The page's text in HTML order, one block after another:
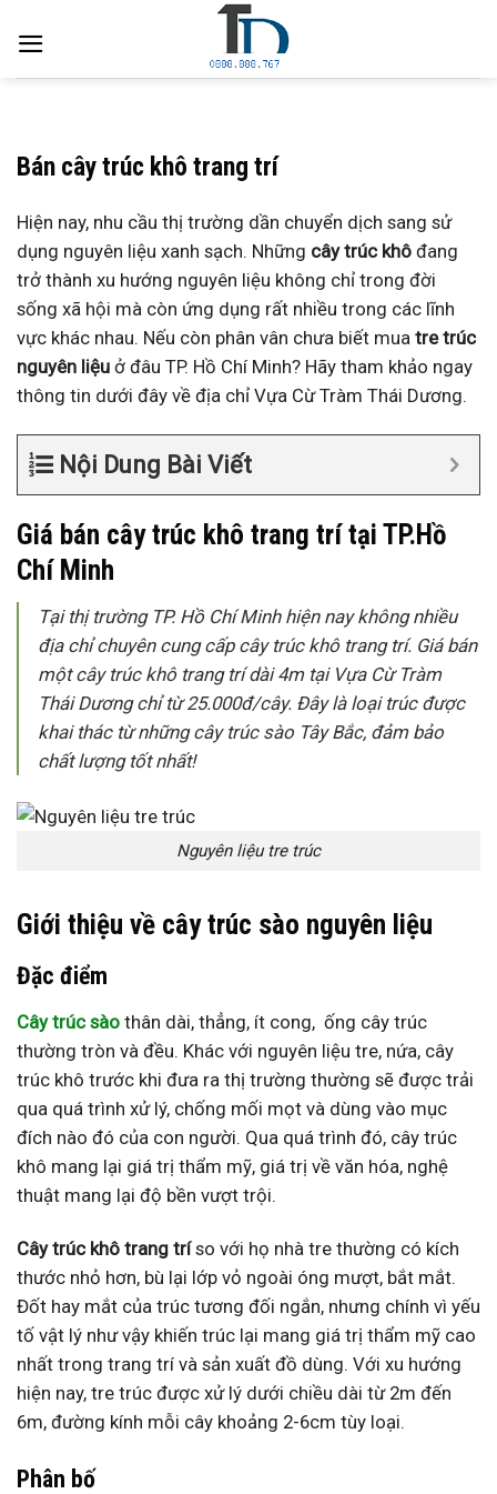
Bán cây trúc khô trang trí
Hiện nay, nhu cầu thị trường dần chuyển dịch sang sử
dụng nguyên liệu xanh sạch. Những cây trúc khô đang
trở thành xu hướng nguyên liệu không chỉ trong đời
sống xã hội mà còn ứng dụng rất nhiều trong các lĩnh
vực khác nhau. Nếu còn phân vân chưa biết mua tre trúc
nguyên liệu ở đâu TP. Hồ Chí Minh? Hãy tham khảo ngay
thông tin dưới đây về địa chỉ Vựa Cừ Tràm Thái Dương.
Nội Dung Bài Viết
Giá bán cây trúc khô trang trí tại TP.Hồ
Chí Minh
Tại thị trường TP. Hồ Chí Minh hiện nay không nhiều
địa chỉ chuyên cung cấp cây trúc khô trang trí. Giá bán
một cây trúc khô trang trí dài 4m tại Vựa Cừ Tràm
Thái Dương chỉ từ 25.000đ/cây. Đây là loại trúc được
khai thác từ những cây trúc sào Tây Bắc, đảm bảo
chất lượng tốt nhất!
Nguyên liệu tre trúc
Giới thiệu về cây trúc sào nguyên liệu
Đặc điểm
Cây trúc sào thân dài, thẳng, ít cong, ống cây trúc
thường tròn và đều. Khác với nguyên liệu tre, nứa, cây
trúc khô trước khi đưa ra thị trường thường sẽ được trải
qua quá trình xử lý, chống mối mọt và dùng vào mục
đích nào đó của con người. Qua quá trình đó, cây trúc
khô mang lại giá trị thẩm mỹ, giá trị về văn hóa, nghệ
thuật mang lại độ bền vượt trội.
Cây trúc khô trang tríso với họ nhà tre thường có kích
thước nhỏ hơn, bù lại lớp vỏ ngoài óng mượt, bắt mắt.
Đốt hay mắt của trúc tương đối ngắn, nhưng chính vì yếu
tố vật lý như vậy khiến trúc lại mang giá trị thẩm mỹ cao
nhất trong trang trí và sản xuất đồ dùng. Với xu hướng
hiện nay, tre trúc được xử lý dưới chiều dài từ 2m đến
6m, đường kính mỗi cây khoảng 2-6cm tùy loại.
Phân bố